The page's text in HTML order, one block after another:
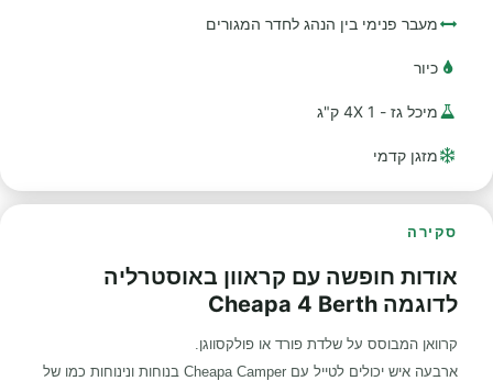
מעבר פנימי בין הנהג לחדר המגורים
כיור
מיכל גז - 1 4X ק"ג
מזגן קדמי
סקירה
אודות חופשה עם קראוון באוסטרליה
לדוגמה Cheapa 4 Berth
קרוואן המבוסס על שלדת פורד או פולקסווגן.
ארבעה איש יכולים לטייל עם Cheapa Camper בנוחות ונינוחות כמו של